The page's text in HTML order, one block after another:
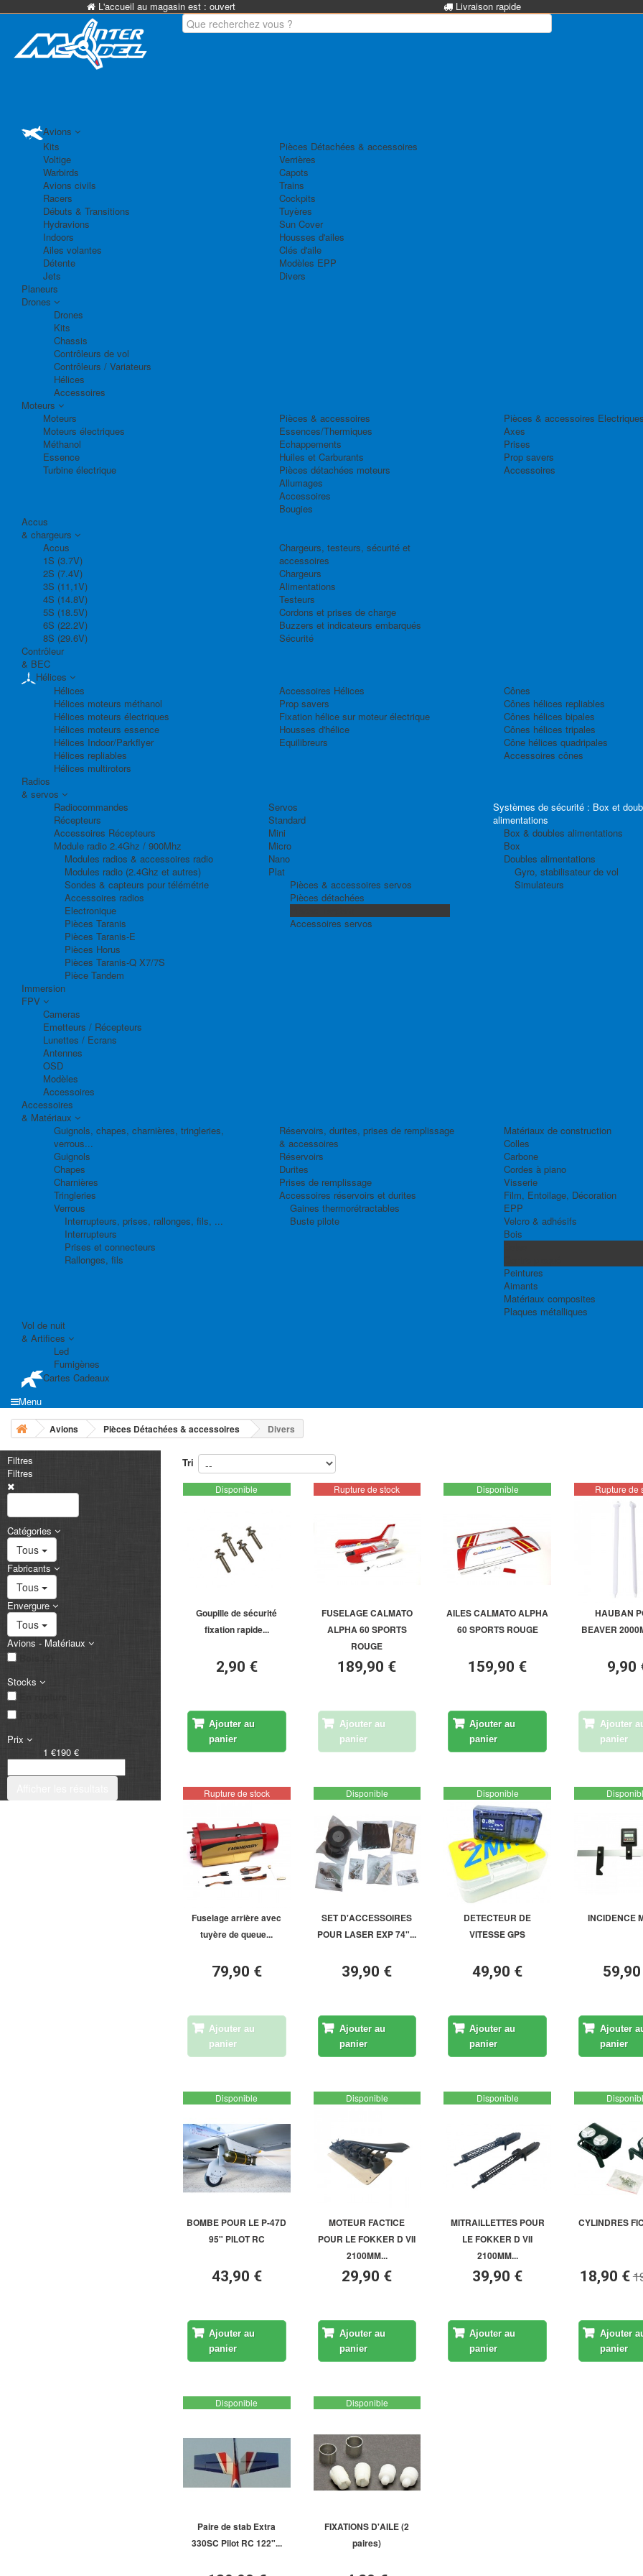
L'accueil au magasin est : ouvert Livraison rapide
Avions
Kits
Voltige
Warbirds
Avions civils
Racers
Débuts & Transitions
Hydravions
Indoors
Ailes volantes
Détente
Jets
Pièces Détachées & accessoires
Verrières
Capots
Trains
Cockpits
Tuyères
Sun Cover
Housses d'ailes
Clés d'aile
Modèles EPP
Divers
Planeurs
Drones
Drones
Kits
Chassis
Contrôleurs de vol
Contrôleurs / Variateurs
Hélices
Accessoires
Moteurs
Moteurs
Moteurs électriques
Méthanol
Essence
Turbine électrique
Pièces & accessoires
Essences/Thermiques
Echappements
Huiles et Carburants
Pièces détachées moteurs
Allumages
Accessoires
Bougies
Pièces & accessoires
Axes
Prises
Prop savers
Accessoires
Accus
& chargeurs
Accus
1S (3.7V)
2S (7.4V)
3S (11,1V)
4S (14.8V)
5S (18.5V)
6S (22.2V)
8S (29.6V)
Chargeurs, testeurs, sécurité et
accessoires
Chargeurs
Alimentations
Testeurs
Cordons et prises de charge
Buzzers et indicateurs embarqués
Sécurité
Contrôleur
& BEC
Hélices
Hélices
Hélices moteurs méthanol
Hélices moteurs électriques
Hélices moteurs essence
Hélices Indoor/Parkflyer
Hélices repliables
Hélices multirotors
Accessoires Hélices
Prop savers
Fixation hélice sur moteur électrique
Housses d'hélice
Equilibreurs
Cônes
Cônes hélices repliables
Cônes hélices bipales
Cônes hélices tripales
Cône hélices quadripales
Accessoires cônes
Radios
& servos
Radiocommandes
Récepteurs
Accessoires Récepteurs
Module radio 2.4Ghz / 900Mhz
Modules radios & accessoires radio
Modules radio (2.4Ghz et autres)
Sondes & capteurs pour télémétrie
Accessoires radios
Electronique
Pièces Taranis
Pièces Taranis-E
Pièces Horus
Pièces Taranis-Q X7/7S
Pièce Tandem
Servos
Standard
Mini
Micro
Nano
Plat
Pièces & accessoires servos
Pièces détachées
Accessoires servos
Systèmes de sécurité : Box et
alimentations
Box & doubles alimentations
Box
Doubles alimentations
Gyro, stabilisateur de vol
Simulateurs
Immersion
FPV
Cameras
Emetteurs / Récepteurs
Lunettes / Ecrans
Antennes
OSD
Modèles
Accessoires
Accessoires
& Matériaux
Guignols, chapes, charnières, tringleries,
verrous...
Guignols
Chapes
Charnières
Tringleries
Verrous
Interrupteurs, prises, rallonges, fils, ...
Interrupteurs
Prises et connecteurs
Rallonges, fils
Réservoirs, durites, prises de remplissage
& accessoires
Réservoirs
Durites
Prises de remplissage
Accessoires réservoirs et durites
Gaines thermorétractables
Buste pilote
Matériaux de construction
Colles
Carbone
Cordes à piano
Visserie
Film, Entoilage, Décoration
EPP
Velcro & adhésifs
Bois
Peintures
Aimants
Matériaux composites
Plaques métalliques
Vol de nuit
& Artifices
Led
Fumigènes
Cartes Cadeaux
Menu
Avions Pièces Détachées & accessoires Divers
Filtres
Filtres
Catégories
Tous
Fabricants
Tous
Envergure
Tous
Avions - Matériaux
Stocks
Prix
1 €190 €
Tri
Disponible
Goupille de sécurité
fixation rapide...
2,90 €
Ajouter au
panier
Rupture de stock
FUSELAGE CALMATO
ALPHA 60 SPORTS
ROUGE
189,90 €
Ajouter au
panier
Disponible
AILES CALMATO ALPHA
60 SPORTS ROUGE
159,90 €
Ajouter au
panier
Rupture de
HAUBAN
BEAVER
9,90
Ajouter
panier
Rupture de stock
Fuselage arrière avec
tuyère de queue...
79,90 €
Ajouter au
panier
Disponible
SET D'ACCESSOIRES
POUR LASER EXP 74"...
39,90 €
Ajouter au
panier
Disponible
DETECTEUR DE
VITESSE GPS
49,90 €
Ajouter au
panier
INCIDENCE
Ajouter
panier
Disponible
BOMBE POUR LE P-47D
95" PILOT RC
43,90 €
Ajouter au
panier
Disponible
MOTEUR FACTICE
POUR LE FOKKER D VII
2100MM...
29,90 €
Ajouter au
panier
Disponible
MITRAILLETTES POUR
LE FOKKER D VII
2100MM...
39,90 €
Ajouter au
panier
CYLINDRES
18,90 €
Ajouter
panier
Disponible
Paire de stab Extra
330SC Pilot RC 122"...
Disponible
FIXATIONS D'AILE (2
paires)